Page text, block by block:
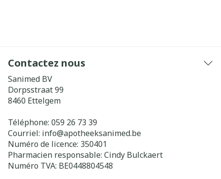
Contactez nous
Sanimed BV
Dorpsstraat 99
8460 Ettelgem
Téléphone: 059 26 73 39
Courriel: info@apotheeksanimed.be
Numéro de licence: 350401
Pharmacien responsable: Cindy Bulckaert
Numéro TVA: BE0448804548